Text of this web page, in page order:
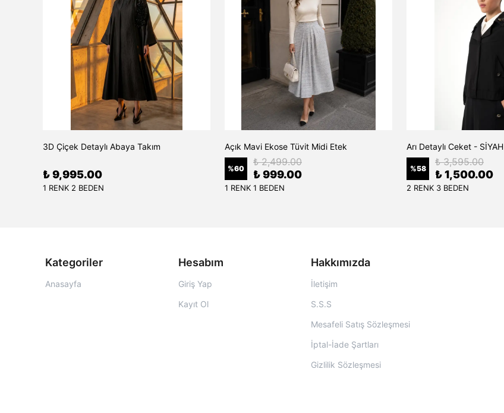
3D Çiçek Detaylı Abaya Takım
₺ 9,995.00
1 RENK 2 BEDEN
Açık Mavi Ekose Tüvit Midi Etek
%60
₺ 2,499.00
₺ 999.00
1 RENK 1 BEDEN
Arı Detaylı Ceket - SİYAH
%58
₺ 3,595.00
₺ 1,500.00
2 RENK 3 BEDEN
Kategoriler
Anasayfa
Hesabım
Giriş Yap
Kayıt Ol
Hakkımızda
İletişim
S.S.S
Mesafeli Satış Sözleşmesi
İptal-İade Şartları
Gizlilik Sözleşmesi